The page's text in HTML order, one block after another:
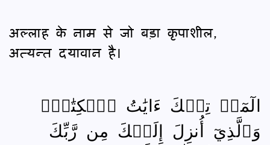
अल्लाह के नाम से जो बड़ा कृपाशील,
अत्यन्त दयावान है।
الٓمٓرۚ تِلۡكَ ءَايَٰتُ ٱلۡكِتَٰبِۗ
وَٱلَّذِيٓ أُنزِلَ إِلَيۡكَ مِن رَّبِّكَ